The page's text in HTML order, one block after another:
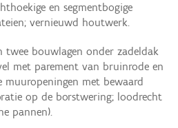
en segmentbogige
vernieuwd houtwerk.
twee bouwlagen onder zadeldak
met parement van bruinrode en
met bewaard
op de borstwering; loodrecht
pannen).